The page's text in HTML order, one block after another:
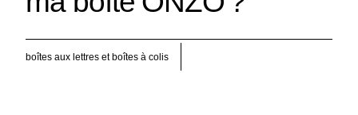
boîtes aux lettres et boîtes à colis